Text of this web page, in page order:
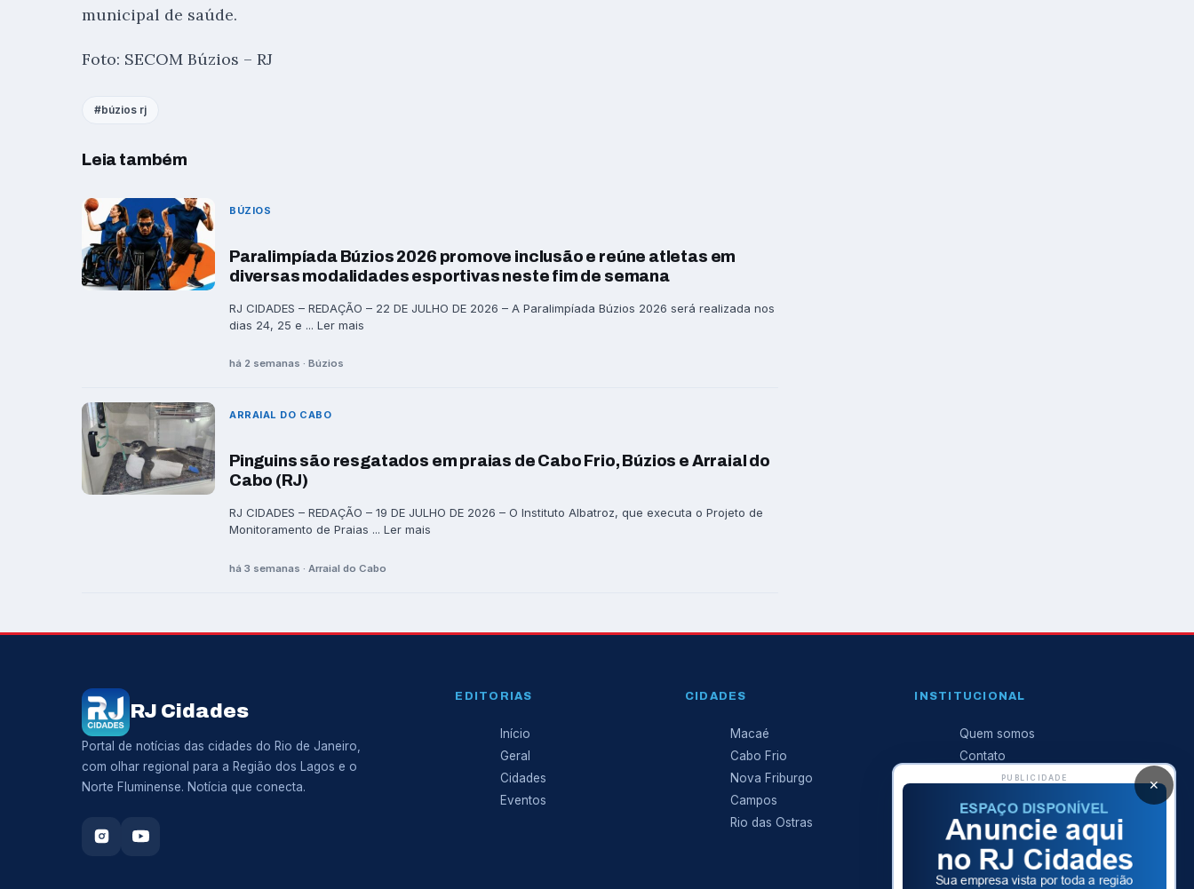
municipal de saúde.
Foto: SECOM Búzios – RJ
búzios rj
Leia também
BÚZIOS
Paralimpíada Búzios 2026 promove inclusão e reúne atletas em
diversas modalidades esportivas neste fim de semana
RJ CIDADES – REDAÇÃO – 22 DE JULHO DE 2026 – A Paralimpíada Búzios 2026 será realizada nos
dias 24, 25 e ... Ler mais
há 2 semanas · Búzios
ARRAIAL DO CABO
Pinguins são resgatados em praias de Cabo Frio, Búzios e Arraial do
Cabo (RJ)
RJ CIDADES – REDAÇÃO – 19 DE JULHO DE 2026 – O Instituto Albatroz, que executa o Projeto de
Monitoramento de Praias ... Ler mais
há 3 semanas · Arraial do Cabo
RJ Cidades
Portal de notícias das cidades do Rio de Janeiro,
com olhar regional para a Região dos Lagos e o
Norte Fluminense. Notícia que conecta.
EDITORIAS
Início
Geral
Cidades
Eventos
CIDADES
Macaé
Cabo Frio
Nova Friburgo
Campos
Rio das Ostras
INSTITUCIONAL
Quem somos
Contato
Anuncie conosco
Expediente
Política de privacidade
✕
PUBLICIDADE